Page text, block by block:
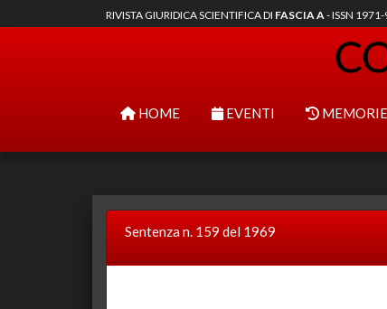
RIVISTA GIURIDICA SCIENTIFICA DI FASCIA A- ISSN
HOME EVENTI MEMORIE
Sentenza n. 159 del 1969